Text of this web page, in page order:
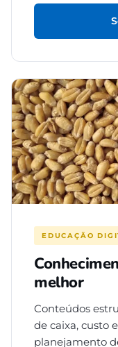
EDUCAÇÃO
melhor
Conteúdos
de caixa, custo
planejamento